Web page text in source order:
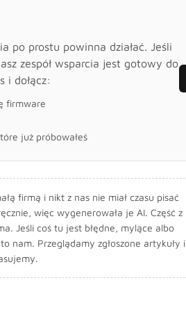
po prostu powinna działać. Jeśli
zespół wsparcia jest gotowy do
i dołącz:
firmware
już próbowałeś
firmą i nikt z nas nie miał czasu pisać
więc wygenerowała je AI. Część z
Jeśli coś tu jest błędne, mylące albo
nam. Przeglądamy zgłoszone artykuły i